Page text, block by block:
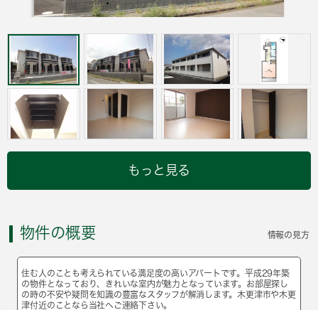
もっと見る
物件の概要 情報の見方
住む人のことも考えられている満足度の高いアパートです。平成29年築
の物件となっており、きれいな室内が魅力となっています。お部屋探し
の時の不安や疑問を知識の豊富なスタッフが解消します。木更津市や木更
津付近のことなら当社へご連絡下さい。